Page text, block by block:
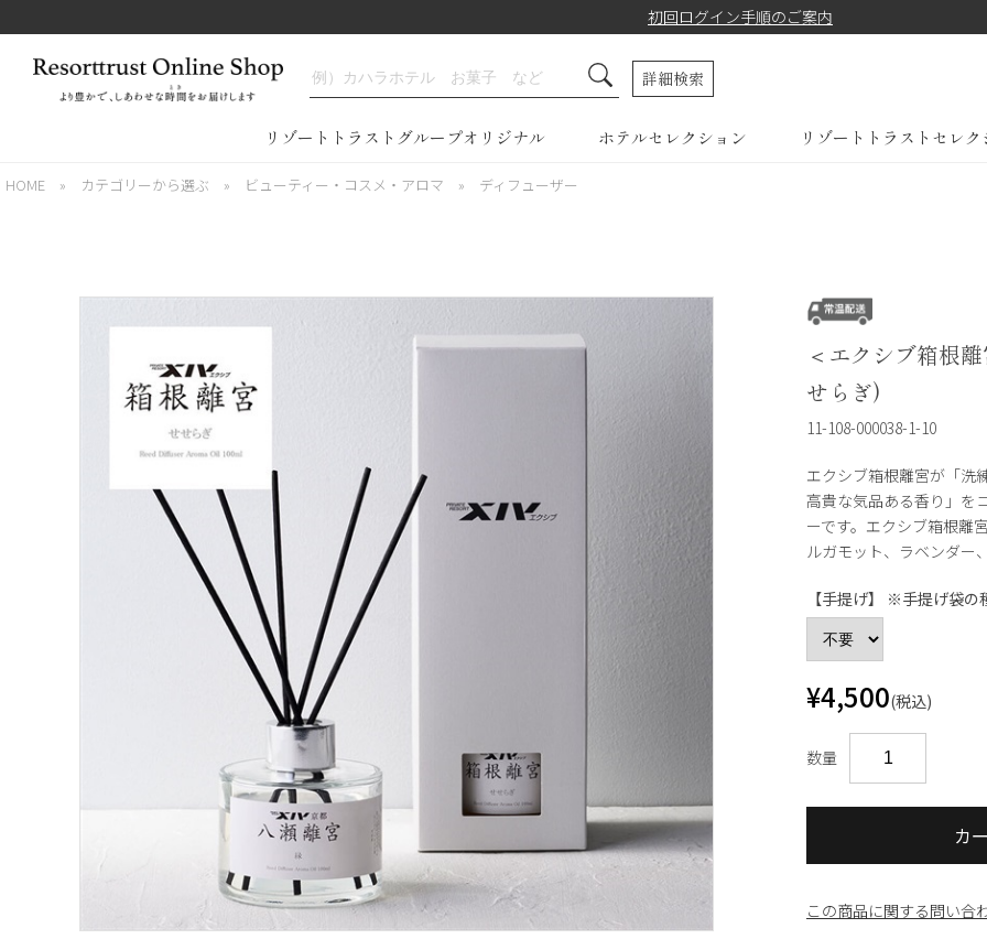
初回ログイン手順のご案内
詳細検索
リゾートトラストグループオリジナル ホテルセレクション リゾートトラストセレク
HOME » カテゴリーから選ぶ » ビューティー・コスメ・アロマ » ディフューザー
＜エクシブ箱根
せらぎ)
11-108-000038-1-10
エクシブ箱根離宮が「洗
高貴な気品ある香り」を
ーです。エクシブ箱根離
ルガモット、ラベンダー
【手提げ】 ※手提げ袋
¥4,500(税込)
数量
カ
この商品に関する問い合